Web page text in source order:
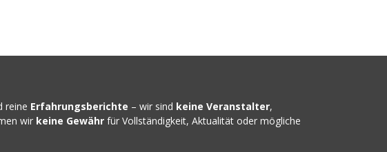
reine Erfahrungsberichte – wir sind keine Veranstalter,
wir keine Gewähr für Vollständigkeit, Aktualität oder mögliche